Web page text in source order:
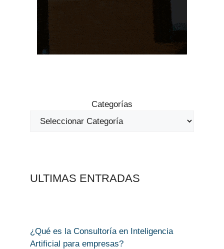
Categorías
ULTIMAS ENTRADAS
¿Qué es la Consultoría en Inteligencia
Artificial para empresas?